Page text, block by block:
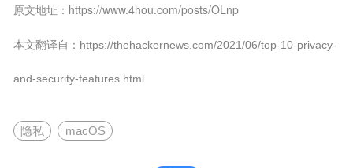
原文地址：https://www.4hou.com/posts/OLnp
本文翻译自：https://thehackernews.com/2021/06/top-10-privacy-
and-security-features.html
隐私 macOS